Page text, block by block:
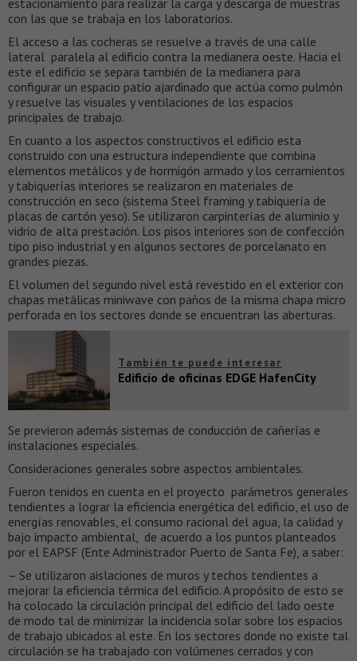
estacionamiento para realizar la carga y descarga de muestras
con las que se trabaja en los laboratorios.
El acceso a las cocheras se resuelve a través de una calle
lateral paralela al edificio contra la medianera oeste. Hacia el
este el edificio se separa también de la medianera para
configurar un espacio patio ajardinado que actúa como pulmón
y resuelve las visuales y ventilaciones de los espacios
principales de trabajo.
En cuanto a los aspectos constructivos el edificio esta
construido con una estructura independiente que combina
elementos metálicos y de hormigón armado y los cerramientos
y tabiquerías interiores se realizaron en materiales de
construcción en seco (sistema Steel framing y tabiquería de
placas de cartón yeso). Se utilizaron carpinterías de aluminio y
vidrio de alta prestación. Los pisos interiores son de confección
tipo piso industrial y en algunos sectores de porcelanato en
grandes piezas.
El volumen del segundo nivel está revestido en el exterior con
chapas metálicas miniwave con paños de la misma chapa micro
perforada en los sectores donde se encuentran las aberturas.
También te puede interesar
Edificio de oficinas EDGE HafenCity
Se previeron además sistemas de conducción de cañerías e
instalaciones especiales.
Consideraciones generales sobre aspectos ambientales.
Fueron tenidos en cuenta en el proyecto parámetros generales
tendientes a lograr la eficiencia energética del edificio, el uso de
energías renovables, el consumo racional del agua, la calidad y
bajo impacto ambiental, de acuerdo a los puntos planteados
por el EAPSF (Ente Administrador Puerto de Santa Fe), a saber:
– Se utilizaron aislaciones de muros y techos tendientes a
mejorar la eficiencia térmica del edificio. A propósito de esto se
ha colocado la circulación principal del edificio del lado oeste
de modo tal de minimizar la incidencia solar sobre los espacios
de trabajo ubicados al este. En los sectores donde no existe tal
circulación se ha trabajado con volúmenes cerrados y con